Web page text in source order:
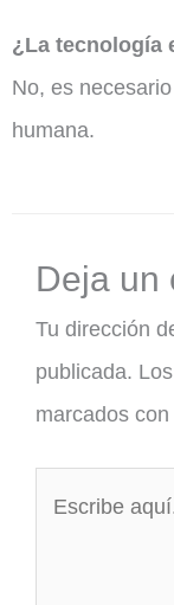
¿La tecnología
No, es
humana.
Deja un
Tu dirección
publicada.
marcados con